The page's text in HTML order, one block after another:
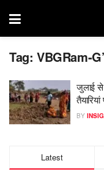
Tag: VBGRam-
जुलाई से
तैयारियां
BY
Latest